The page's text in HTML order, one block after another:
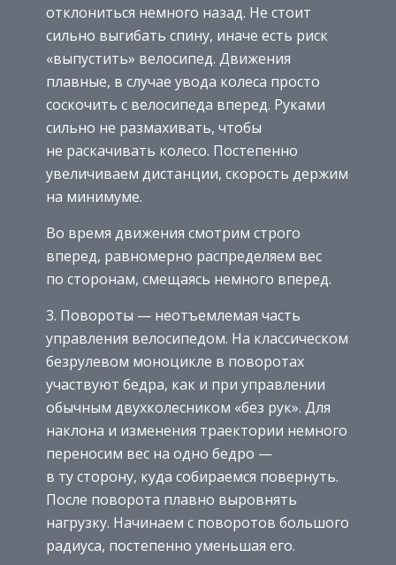
отклониться немного назад. Не стоит
сильно выгибать спину, иначе есть риск
«выпустить» велосипед. Движения
плавные, в случае увода колеса просто
соскочить с велосипеда вперед. Руками
сильно не размахивать, чтобы
не раскачивать колесо. Постепенно
увеличиваем дистанции, скорость держим
на минимуме.
Во время движения смотрим строго
вперед, равномерно распределяем вес
по сторонам, смещаясь немного вперед.
3. Повороты — неотъемлемая часть
управления велосипедом. На классическом
безрулевом моноцикле в поворотах
участвуют бедра, как и при управлении
обычным двухколесником «без рук». Для
наклона и изменения траектории немного
переносим вес на одно бедро —
в ту сторону, куда собираемся повернуть.
После поворота плавно выровнять
нагрузку. Начинаем с поворотов большого
радиуса, постепенно уменьшая его.